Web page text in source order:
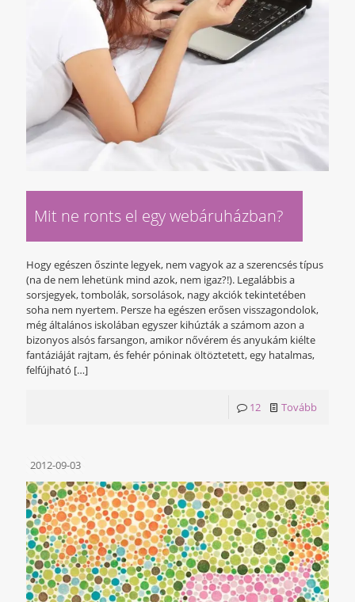
Mit ne ronts el egy webáruházban?
Hogy egészen őszinte legyek, nem vagyok az a szerencsés típus
(na de nem lehetünk mind azok, nem igaz?!). Legalábbis a
sorsjegyek, tombolák, sorsolások, nagy akciók tekintetében
soha nem nyertem. Persze ha egészen erősen visszagondolok,
még általános iskolában egyszer kihúzták a számom azon a
bizonyos alsós farsangon, amikor nővérem és anyukám kiélte
fantáziáját rajtam, és fehér póninak öltöztetett, egy hatalmas,
felfújható […]
12 Tovább
2012-09-03